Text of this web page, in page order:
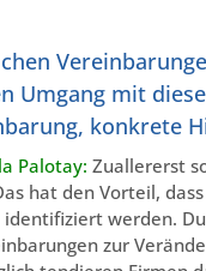
Umgang mit
konkrete
Palotay: Zuallererst
hat den Vorteil,
identifiziert werden.
zur